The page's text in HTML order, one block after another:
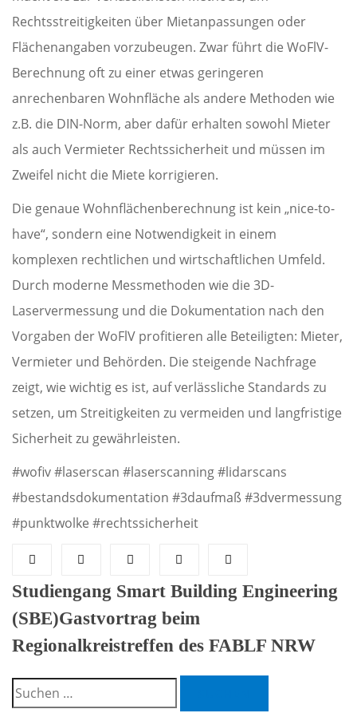
Rechtsstreitigkeiten über Mietanpassungen oder
Flächenangaben vorzubeugen. Zwar führt die WoFlV-
Berechnung oft zu einer etwas geringeren
anrechenbaren Wohnfläche als andere Methoden wie
z.B. die DIN-Norm, aber dafür erhalten sowohl Mieter
als auch Vermieter Rechtssicherheit und müssen im
Zweifel nicht die Miete korrigieren.
Die genaue Wohnflächenberechnung ist kein „nice-to-
have“, sondern eine Notwendigkeit in einem
komplexen rechtlichen und wirtschaftlichen Umfeld.
Durch moderne Messmethoden wie die 3D-
Laservermessung und die Dokumentation nach den
Vorgaben der WoFlV profitieren alle Beteiligten: Mieter,
Vermieter und Behörden. Die steigende Nachfrage
zeigt, wie wichtig es ist, auf verlässliche Standards zu
setzen, um Streitigkeiten zu vermeiden und langfristige
Sicherheit zu gewährleisten.
#wofiv #laserscan #laserscanning #lidarscans
#bestandsdokumentation #3daufmaß #3dvermessung
#punktwolke #rechtssicherheit
Post
navigation
Studiengang Smart Building Engineering
(SBE)Gastvortrag beim
Regionalkreistreffen des FABLF NRW
Suchen